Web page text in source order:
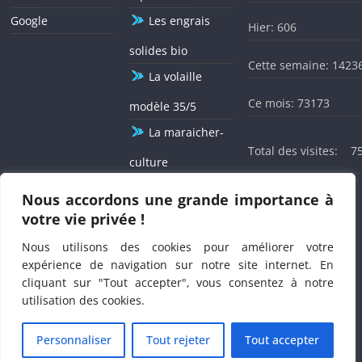
Nous accordons une grande importance à
votre vie privée !
Nous utilisons des cookies pour améliorer votre
expérience de navigation sur notre site internet. En
cliquant sur "Tout accepter", vous consentez à notre
utilisation des cookies.
Personnaliser Tout rejeter Tout accepter
procréer de 15 à 49 ans et la mortalité rétrospective dans la
population au Burkina Faso. Pour le déroulement de la
façon électronique, les populations se trouvant dans les
ménages sélectionnés seront soumises durant l’enquête à la
vitamine A, de déparasitant, au test d’iode, à la recherche
Le XXXII ème Basga du Président de BELWET célébré sous le
signe de la solidarité agissante
Google
Les engrais
solides bio
La volaille
modèle 35/5
La maraicher-
culture
12 mois / 12
Hier: 606
Cette semaine:
Ce mois: 73173
Total des visites:
Copyright © 2026BELWET. Tous droits réservés.